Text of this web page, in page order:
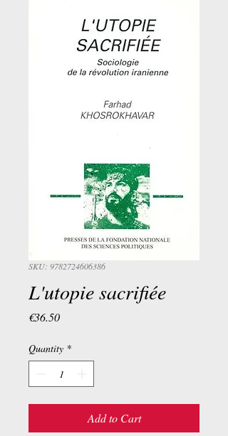
SKU: 9782724606386
L'utopie sacrifiée
€36.50Price
Quantity *
Add to Cart